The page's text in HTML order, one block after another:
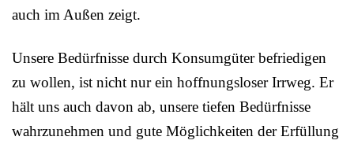
auch im Außen zeigt.
Unsere Bedürfnisse durch Konsumgüter befriedigen
zu wollen, ist nicht nur ein hoffnungsloser Irrweg. Er
hält uns auch davon ab, unsere tiefen Bedürfnisse
wahrzunehmen und gute Möglichkeiten der Erfüllung